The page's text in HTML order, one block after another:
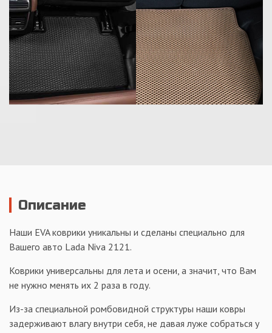
Описание
Наши EVA коврики уникальны и сделаны специально для
Вашего авто Lada Niva 2121.
Коврики универсальны для лета и осени, а значит, что Вам
не нужно менять их 2 раза в году.
Из-за специальной ромбовидной структуры наши ковры
задерживают влагу внутри себя, не давая луже собраться у